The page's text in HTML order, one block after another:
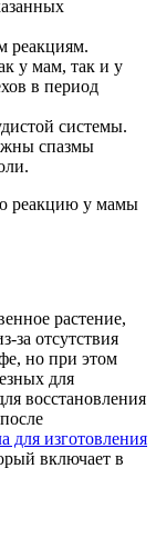
реакциям.
у мам, так и у
в период
системы.
спазмы
реакцию у мамы
растение,
за отсутствия
но при этом
для
восстановления
для изготовления
включает в